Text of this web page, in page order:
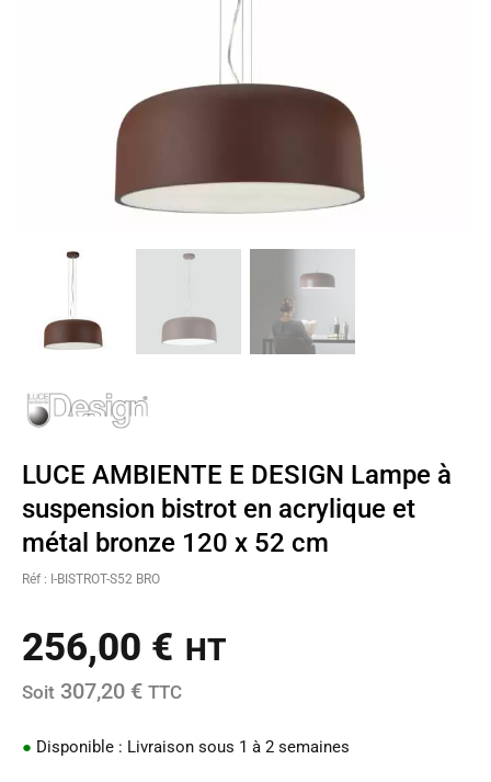
LUCE AMBIENTE E DESIGN Lampe à
suspension bistrot en acrylique et
métal bronze 120 x 52 cm
Réf : I-BISTROT-S52 BRO
256,00 € HT
Soit 307,20 € TTC
● Disponible : Livraison sous 1 à 2 semaines